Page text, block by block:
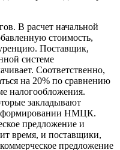
В расчет начальной
стоимость,
Поставщик,
системе
Соответственно,
на 20% по сравнению
налогообложения.
закладывают
формировании НМЦК.
предложение и
время, и поставщики,
предложение